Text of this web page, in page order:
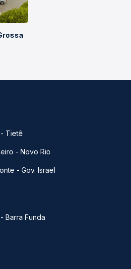
Tietê
- Novo Rio
- Gov. Israel
Barra Funda